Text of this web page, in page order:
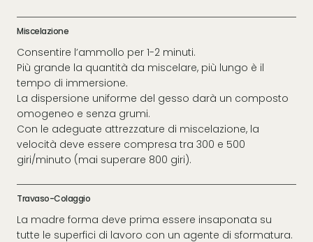
Miscelazione
Consentire l’ammollo per 1-2 minuti.
Più grande la quantità da miscelare, più lungo è il
tempo di immersione.
La dispersione uniforme del gesso darà un composto
omogeneo e senza grumi.
Con le adeguate attrezzature di miscelazione, la
velocità deve essere compresa tra 300 e 500
giri/minuto (mai superare 800 giri).
Travaso-Colaggio
La madre forma deve prima essere insaponata su
tutte le superfici di lavoro con un agente di sformatura.